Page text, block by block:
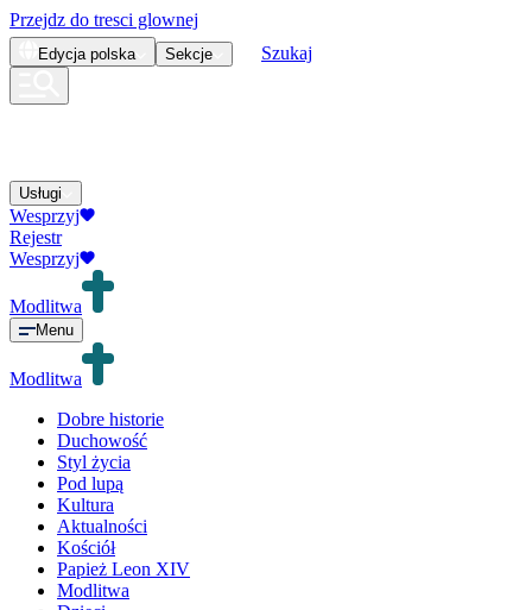
Przejdz do tresci glownej
Edycja polska Sekcje Szukaj
Usługi
Wesprzyj
Rejestr
Wesprzyj
Modlitwa
Menu
Modlitwa
Dobre historie
Duchowość
Styl życia
Pod lupą
Kultura
Aktualności
Kościół
Papież Leon XIV
Modlitwa